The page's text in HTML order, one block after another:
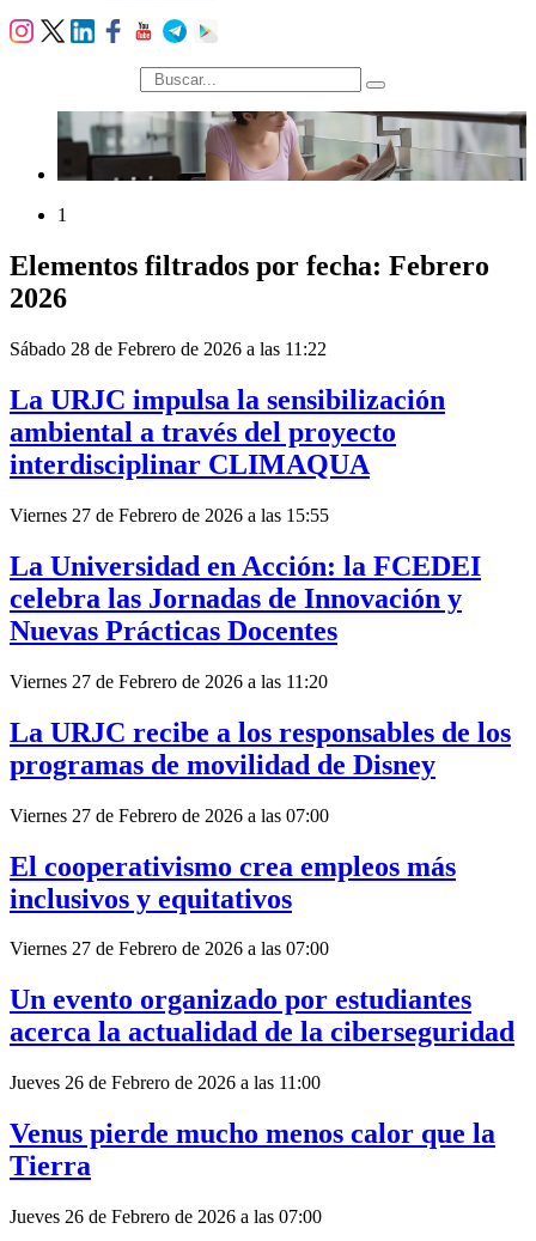
búsqueda
1
Elementos filtrados por fecha: Febrero
2026
Sábado 28 de Febrero de 2026 a las 11:22
La URJC impulsa la sensibilización
ambiental a través del proyecto
interdisciplinar CLIMAQUA
Viernes 27 de Febrero de 2026 a las 15:55
La Universidad en Acción: la FCEDEI
celebra las Jornadas de Innovación y
Nuevas Prácticas Docentes
Viernes 27 de Febrero de 2026 a las 11:20
La URJC recibe a los responsables de los
programas de movilidad de Disney
Viernes 27 de Febrero de 2026 a las 07:00
El cooperativismo crea empleos más
inclusivos y equitativos
Viernes 27 de Febrero de 2026 a las 07:00
Un evento organizado por estudiantes
acerca la actualidad de la ciberseguridad
Jueves 26 de Febrero de 2026 a las 11:00
Venus pierde mucho menos calor que la
Tierra
Jueves 26 de Febrero de 2026 a las 07:00